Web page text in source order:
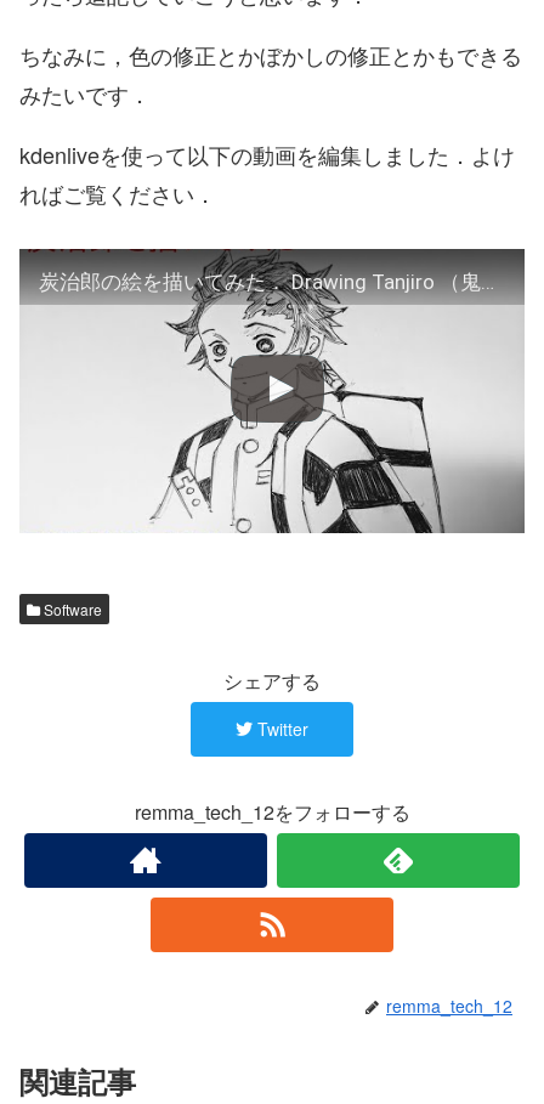
ちなみに，色の修正とかぼかしの修正とかもできる
みたいです．
kdenliveを使って以下の動画を編集しました．よけ
ればご覧ください．
炭治郎の絵を描いてみた． Drawing Tanjiro （鬼滅の刃 Demon Slayer: Kimetsu no Yaiba）
Software
シェアする
Twitter
remma_tech_12をフォローする
remma_tech_12
関連記事